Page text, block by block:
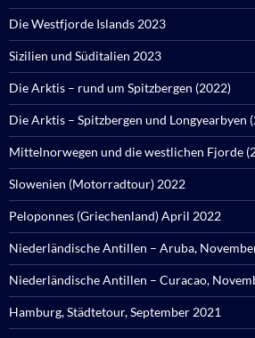
Die Westfjorde Islands 2023
Sizilien und Süditalien 2023
Die Arktis – rund um Spitzbergen (2022)
Die Arktis – Spitzbergen und Longyearbyen
Mittelnorwegen und die westlichen Fjorde
Slowenien (Motorradtour) 2022
Peloponnes (Griechenland) April 2022
Niederländische Antillen – Aruba,
Niederländische Antillen – Curacao,
Hamburg, Städtetour, September 2021